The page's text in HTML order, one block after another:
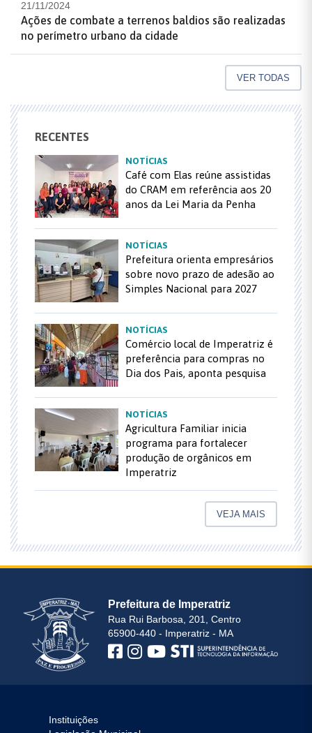
21/11/2024
Ações de combate a terrenos baldios são realizadas
no perímetro urbano da cidade
VER TODAS
RECENTES
NOTÍCIAS
Café com Elas reúne assistidas
do CRAM em referência aos 20
anos da Lei Maria da Penha
NOTÍCIAS
Prefeitura orienta empresários
sobre novo prazo de adesão ao
Simples Nacional para 2027
NOTÍCIAS
Comércio local de Imperatriz é
preferência para compras no
Dia dos Pais, aponta pesquisa
NOTÍCIAS
Agricultura Familiar inicia
programa para fortalecer
produção de orgânicos em
Imperatriz
VEJA MAIS
Prefeitura de Imperatriz
Rua Rui Barbosa, 201, Centro
65900-440 - Imperatriz - MA
Instituições